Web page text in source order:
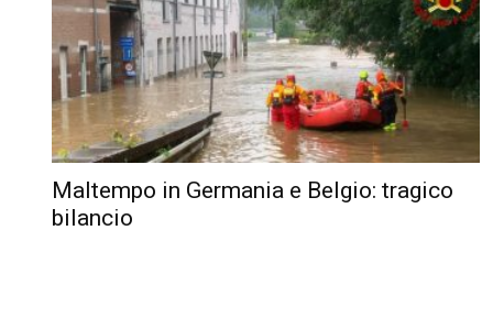
Maltempo in Germania e Belgio: tragico
bilancio